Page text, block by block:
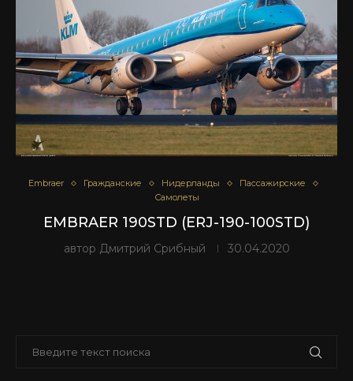
Embraer Гражданские Нидерланды
Пассажирские
Самолеты
EMBRAER 190STD (ERJ-190-100STD)
автор Дмитрий Срибный 30.04.2020